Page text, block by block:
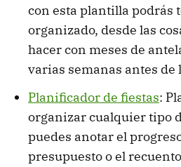
con esta plantilla podrás
organizado, desde las
hacer con meses de
varias semanas antes de
Planificador de fiestas:
organizar cualquier tipo
puedes anotar el
presupuesto o el